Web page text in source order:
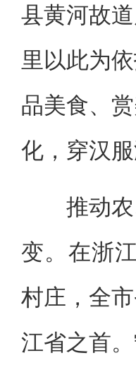
县黄河故
里以此为
品美食、
化，穿汉服
推动农
变。在浙
村庄，全
江省之首